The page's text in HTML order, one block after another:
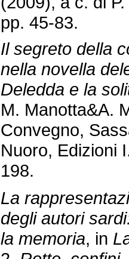
pp. 45-83.
Il segreto della
nella novella
Deledda e la
M. Manotta&A.
Convegno,
Nuoro, Edizioni
198.
La
degli autori
la memoria, in